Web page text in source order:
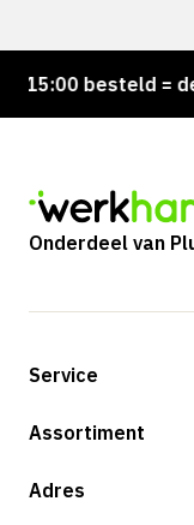
besteld =
Onderdeel van
Service
Retouren & service
Assortiment
Shop
Adres